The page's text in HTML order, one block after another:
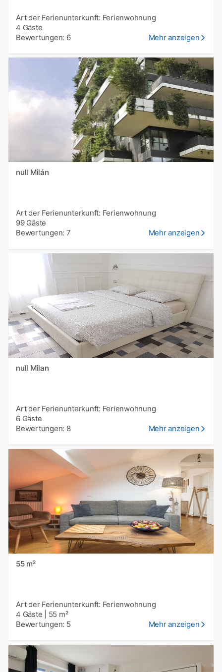
Art der Ferienunterkunft: Ferienwohnung
4 Gäste
Bewertungen: 6
Mehr anzeigen
null Milán
Art der Ferienunterkunft: Ferienwohnung
99 Gäste
Bewertungen: 7
Mehr anzeigen
null Milan
Art der Ferienunterkunft: Ferienwohnung
6 Gäste
Bewertungen: 8
Mehr anzeigen
55 m²
Art der Ferienunterkunft: Ferienwohnung
4 Gäste
55 m²
Bewertungen: 5
Mehr anzeigen